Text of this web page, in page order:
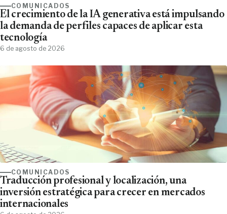
COMUNICADOS
El crecimiento de la IA generativa está impulsando
la demanda de perfiles capaces de aplicar esta
tecnología
6 de agosto de 2026
COMUNICADOS
Traducción profesional y localización, una
inversión estratégica para crecer en mercados
internacionales